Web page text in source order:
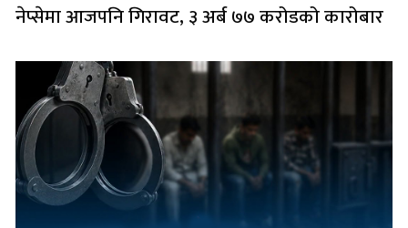
नेप्सेमा आजपनि गिरावट, ३ अर्ब ७७ करोडको कारोबार